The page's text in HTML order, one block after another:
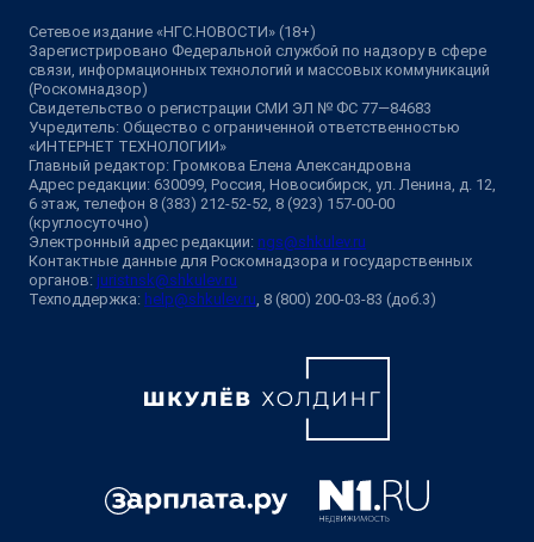
Сетевое издание «НГС.НОВОСТИ» (18+)
Зарегистрировано Федеральной службой по надзору в сфере
связи, информационных технологий и массовых коммуникаций
(Роскомнадзор)
Свидетельство о регистрации СМИ ЭЛ № ФС 77—84683
Учредитель: Общество с ограниченной ответственностью
«ИНТЕРНЕТ ТЕХНОЛОГИИ»
Главный редактор: Громкова Елена Александровна
Адрес редакции: 630099, Россия, Новосибирск, ул. Ленина, д. 12,
6 этаж, телефон 8 (383) 212-52-52, 8 (923) 157-00-00
(круглосуточно)
Электронный адрес редакции: ngs@shkulev.ru
Контактные данные для Роскомнадзора и государственных
органов: juristnsk@shkulev.ru
Техподдержка: help@shkulev.ru, 8 (800) 200-03-83 (доб.3)